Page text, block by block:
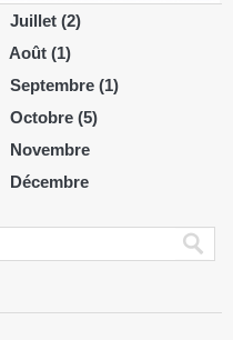
Juillet (2)
Août (1)
Septembre (1)
Octobre (5)
Novembre
Décembre